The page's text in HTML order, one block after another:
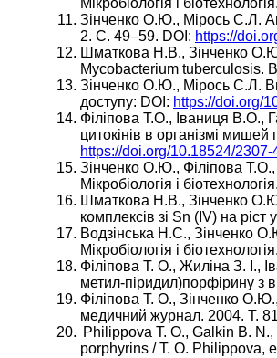
Мікробіологія і
Зінченко О.Ю., Мірось С.Л.
2. С. 49–59. DOI: https://
Шматкова Н.В., Зінченко
Mycobacterium tuberculosis.
Зінченко О.Ю., Мірось С.Л.
доступу: DOI: https://doi.org/
Філіпова Т.О., Іваниця В.О.,
цитокінів в організмі
https://doi.org/10.18524/
Зінченко О.Ю., Філіпова Т.О.,
Мікробіологія і
Шматкова Н.В., Зінченко
комплексів зі Sn (IV) на
Водзінська Н.С., Зінченко
Мікробіологія і
Філіпова Т. О., Жиліна З. І.,
метил-піридил)порфірину з
Філіпова Т. О., Зінченко
медичний журнал. 2004. Т.
Philippova T. O., Galkin B.
porphyrins / T. O. Philippova,